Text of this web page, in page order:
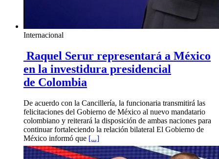
Internacional
Raquel Serur representará a México
en la investidura presidencial
de Colombia
De acuerdo con la Cancillería, la funcionaria transmitirá las
felicitaciones del Gobierno de México al nuevo mandatario
colombiano y reiterará la disposición de ambas naciones para
continuar fortaleciendo la relación bilateral El Gobierno de
México informó que [...]